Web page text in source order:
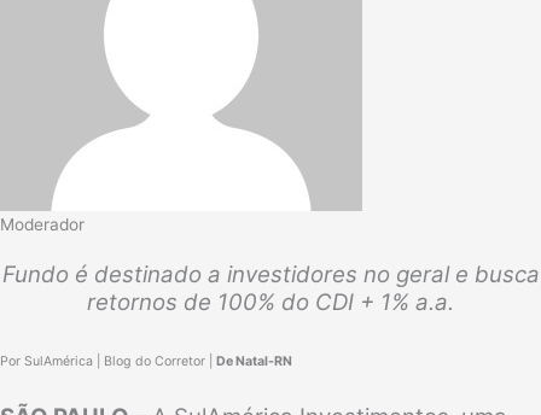
Moderador
Fundo é destinado a investidores no geral e busca
retornos de 100% do CDI + 1% a.a.
Por SulAmérica | Blog do Corretor | De Natal-RN